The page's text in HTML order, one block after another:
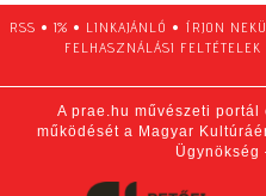
RSS • 1% • LINKAJÁNLÓ • ÍRJON
FELHASZNÁLÁSI FELTÉTELEK
A prae.hu művészeti
működését a Magyar
Ügynökség